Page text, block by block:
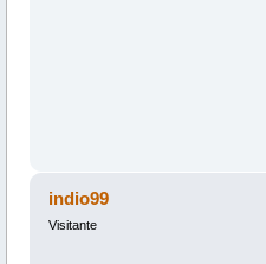
indio99
Visitante